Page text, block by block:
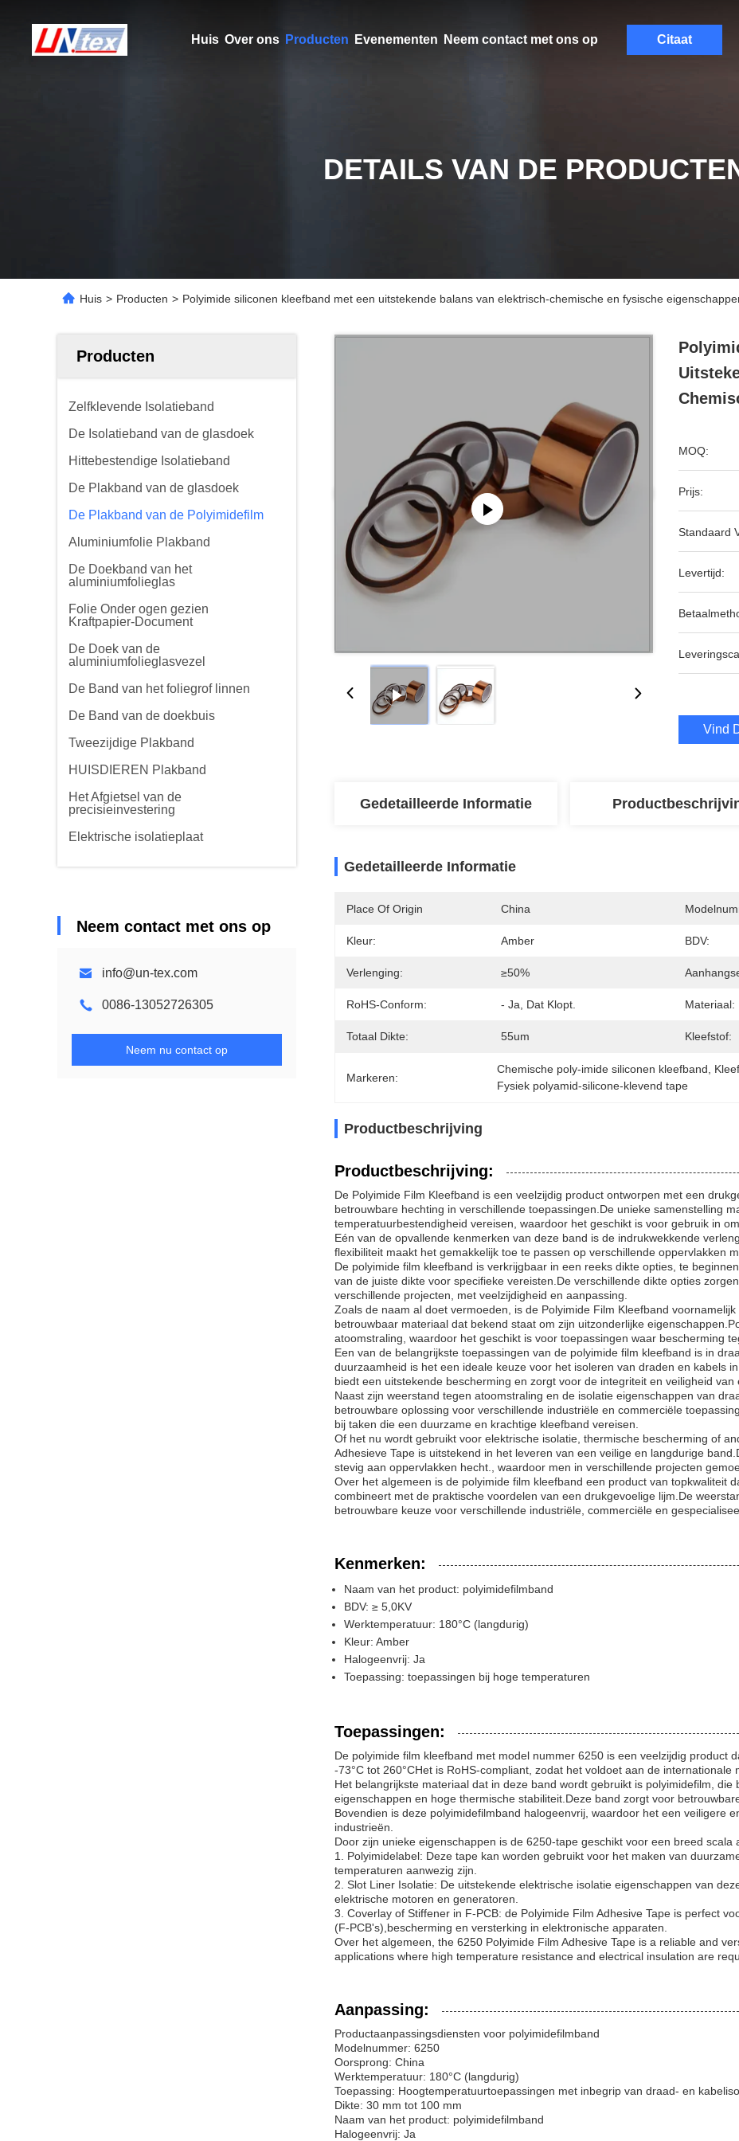
Huis Over ons Producten Evenementen Neem contact met ons op Citaat
DETAILS VAN DE
Huis > Producten > Polyimide siliconen kleefband met een uitstekende balans van elektrisch-chemische en fysische
Producten
Zelfklevende Isolatieband
De Isolatieband van de glasdoek
Hittebestendige Isolatieband
De Plakband van de glasdoek
De Plakband van de Polyimidefilm
Aluminiumfolie Plakband
De Doekband van het
aluminiumfolieglas
Folie Onder ogen gezien
Kraftpapier-Document
De Doek van de
aluminiumfolieglasvezel
De Band van het foliegrof linnen
De Band van de doekbuis
Tweezijdige Plakband
HUISDIEREN Plakband
Het Afgietsel van de
precisieinvestering
Elektrische isolatieplaat
Neem contact met ons op
info@un-tex.com
0086-13052726305
Neem nu contact op
MOQ:
Prijs:
Standaard
Levertijd:
Vind
Gedetailleerde Informatie
Gedetailleerde Informatie
Place Of Origin China
Kleur: Amber BDV:
Verlenging: ≥50%
RoHS-Conform: - Ja, Dat Klopt. Materiaal:
Totaal Dikte: 55um Kleefstof:
Markeren:
Chemische poly-imide siliconen kleefband
Fysiek polyamid-silicone-klevend tape
Productbeschrijving
Productbeschrijving:
De Polyimide Film Kleefband is een veelzijdig product ontworpen met een
betrouwbare hechting in verschillende toepassingen.De unieke samenstelling
temperatuurbestendigheid vereisen, waardoor het geschikt is voor gebruik in
Eén van de opvallende kenmerken van deze band is de indrukwekkende
flexibiliteit maakt het gemakkelijk toe te passen op verschillende oppervlakken
De polyimide film kleefband is verkrijgbaar in een reeks dikte opties, te
van de juiste dikte voor specifieke vereisten.De verschillende dikte opties
verschillende projecten, met veelzijdigheid en aanpassing.
Zoals de naam al doet vermoeden, is de Polyimide Film Kleefband
betrouwbaar materiaal dat bekend staat om zijn uitzonderlijke
atoomstraling, waardoor het geschikt is voor toepassingen waar bescherming
Een van de belangrijkste toepassingen van de polyimide film kleefband is in
duurzaamheid is het een ideale keuze voor het isoleren van draden en kabels
biedt een uitstekende bescherming en zorgt voor de integriteit en veiligheid van
Naast zijn weerstand tegen atoomstraling en de isolatie eigenschappen van
betrouwbare oplossing voor verschillende industriële en commerciële
bij taken die een duurzame en krachtige kleefband vereisen.
Of het nu wordt gebruikt voor elektrische isolatie, thermische bescherming of
Adhesieve Tape is uitstekend in het leveren van een veilige en langdurige
stevig aan oppervlakken hecht., waardoor men in verschillende projecten
Over het algemeen is de polyimide film kleefband een product van topkwaliteit
combineert met de praktische voordelen van een drukgevoelige lijm.De
betrouwbare keuze voor verschillende industriële, commerciële en
Kenmerken:
Naam van het product: polyimidefilmband
BDV: ≥ 5,0KV
Werktemperatuur: 180°C (langdurig)
Kleur: Amber
Halogeenvrij: Ja
Toepassing: toepassingen bij hoge temperaturen
Toepassingen:
De polyimide film kleefband met model nummer 6250 is een veelzijdig product
-73°C tot 260°CHet is RoHS-compliant, zodat het voldoet aan de internationale
Het belangrijkste materiaal dat in deze band wordt gebruikt is polyimidefilm,
eigenschappen en hoge thermische stabiliteit.Deze band zorgt voor
Bovendien is deze polyimidefilmband halogeenvrij, waardoor het een veiligere
industrieën.
Door zijn unieke eigenschappen is de 6250-tape geschikt voor een breed
1. Polyimidelabel: Deze tape kan worden gebruikt voor het maken van
temperaturen aanwezig zijn.
2. Slot Liner Isolatie: De uitstekende elektrische isolatie eigenschappen van
elektrische motoren en generatoren.
3. Coverlay of Stiffener in F-PCB: de Polyimide Film Adhesive Tape is perfect
(F-PCB's),bescherming en versterking in elektronische apparaten.
Over het algemeen, the 6250 Polyimide Film Adhesive Tape is a reliable and
applications where high temperature resistance and electrical insulation are
Aanpassing:
Productaanpassingsdiensten voor polyimidefilmband
Modelnummer: 6250
Oorsprong: China
Werktemperatuur: 180°C (langdurig)
Toepassing: Hoogtemperatuurtoepassingen met inbegrip van draad- en
Dikte: 30 mm tot 100 mm
Naam van het product: polyimidefilmband
Halogeenvrij: Ja